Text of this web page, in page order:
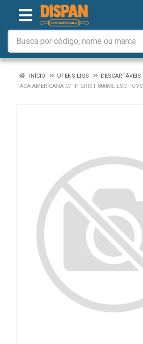
INÍCIO UTENSILIOS
DESCARTÁVEIS
TACA AMERICANA C/TP CRIST 800ML LSC TOYS